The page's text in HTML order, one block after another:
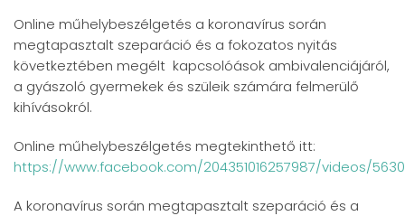
Online műhelybeszélgetés a koronavírus során
megtapasztalt szeparáció és a fokozatos nyitás
következtében megélt kapcsolóások ambivalenciájáról,
a gyászoló gyermekek és szüleik számára felmerülő
kihívásokról.
Online műhelybeszélgetés megtekinthető itt:
https://www.facebook.com/204351016257987/videos/
A koronavírus során megtapasztalt szeparáció és a